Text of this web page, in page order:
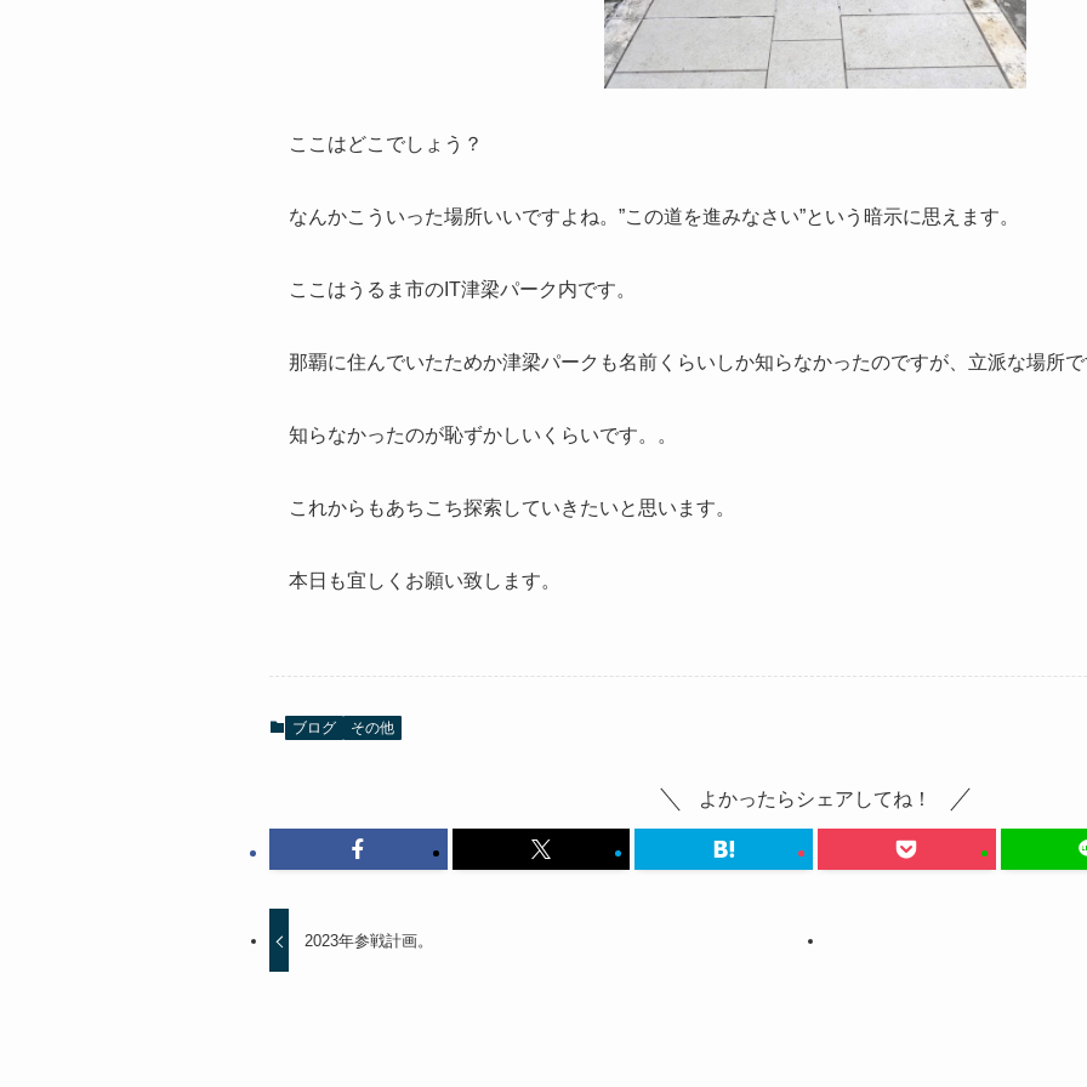
ここはどこでしょう？
なんかこういった場所いいですよね。”この道を進みなさい”という暗示に思えます。
ここはうるま市のIT津梁パーク内です。
那覇に住んでいたためか津梁パークも名前くらいしか知らなかったのですが、立派な場所
知らなかったのが恥ずかしいくらいです。。
これからもあちこち探索していきたいと思います。
本日も宜しくお願い致します。
ブログ その他
よかったらシェアしてね！
2023年参戦計画。